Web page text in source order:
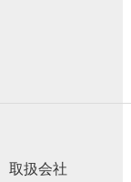
取扱会社